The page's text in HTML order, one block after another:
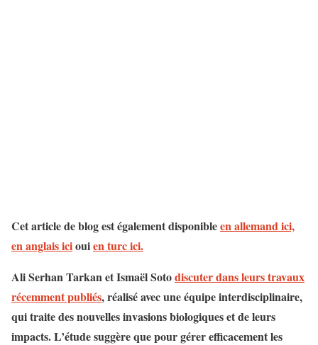
Cet article de blog est également disponibleen allemand ici,
en anglais iciouien turc ici.
Ali Serhan Tarkan et Ismaël Sotodiscuter dans leurs travaux
récemment publiés, réalisé avec une équipe interdisciplinaire,
qui traite des nouvelles invasions biologiques et de leurs
impacts. L’étude suggère que pour gérer efficacement les